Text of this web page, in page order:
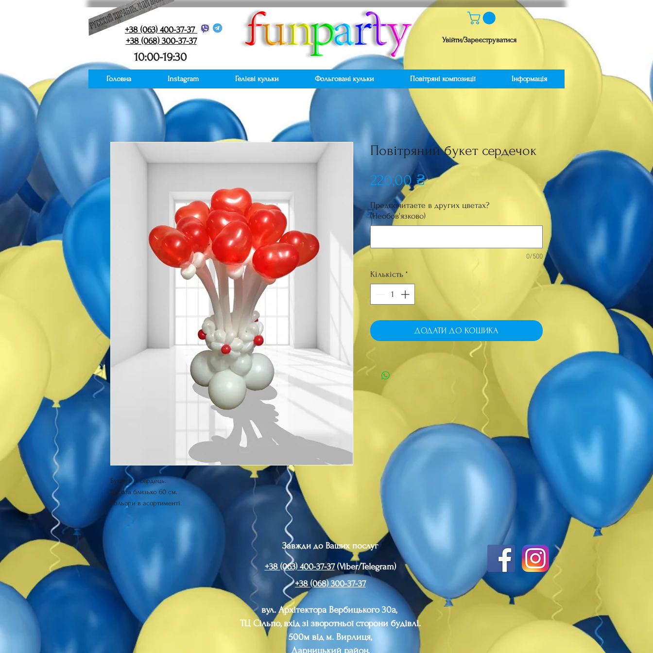
+38 (063) 400-37-37
+38 (068) 300-37-37
10:00-19:30
Увійти/Зареєструватися
Букет з 11 сердець.
Висота близько 60 см.
Кольори в асортименті.
Повітряний букет сердечок
220,00 ₴Ціна
Предпочитаете в других цветах?
(Необов'язково)
0/500
Кількість *
ДОДАТИ ДО КОШИКА
Головна Instagram Гелієві кульки Фольговані кульки Повітряні композиції Інформація
Завжди до Ваших послуг
+38 (063) 400-37-37(Viber/Telegram)
+38 (068) 300-37-37
вул. Архітектора Вербицького 30а,
ТЦ Сільпо, вхід зі зворотньої сторони будівлі.
500м від м. Вирлиця,
Дарницький район,